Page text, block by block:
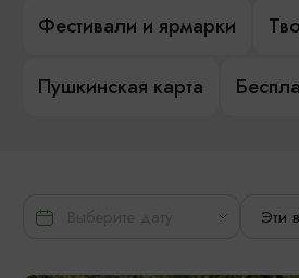
Фестивали и ярмарки
Пушкинская карта
Эти